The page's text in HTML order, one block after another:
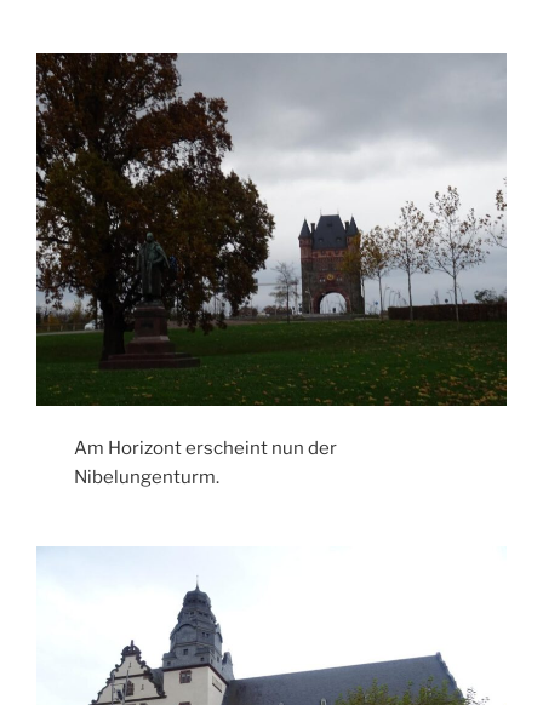
Am Horizont erscheint nun der
Nibelungenturm.